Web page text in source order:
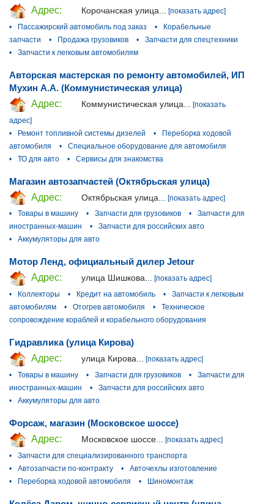
Адрес:
Корочанская улица...
[показать адрес]
•
Пассажирский автомобиль под заказ •
Корабельные
запчасти
• Продажа грузовиков •
Запчасти для спецтехники
•
Запчасти к легковым автомобилям
Авторская мастерская по ремонту автомобилей, ИП
Мухин А.А. (Коммунистическая улица)
Адрес:
Коммунистическая улица...
[показать
адрес]
•
Ремонт топливной системы дизелей •
Переборка ходовой
автомобиля
•
Специальное оборудование для автомобиля
•
ТО для авто • Сервисы для знакомства
Магазин автозапчастей (Октябрьская улица)
Адрес:
Октябрьская улица...
[показать адрес]
•
Товары в машину • Запчасти для грузовиков •
Запчасти для
иностранных-машин
•
Запчасти для российских авто
•
Аккумуляторы для авто
Мотор Ленд, официальный дилер Jetour
Адрес:
улица Шишкова... [показать адрес]
•
Коллекторы • Кредит на автомобиль •
Запчасти к легковым
автомобилям
• Отогрев автомобиля •
Техническое
сопровождение кораблей и корабельного оборудования
Гидравлика (улица Кирова)
Адрес:
улица Кирова...
[показать адрес]
•
Товары в машину • Запчасти для грузовиков •
Запчасти для
иностранных-машин
•
Запчасти для российских авто
•
Аккумуляторы для авто
Форсаж, магазин (Московское шоссе)
Адрес:
Московское шоссе...
[показать адрес]
•
Запчасти для специализированного транспорта
•
Автозапчасти по-контракту •
Авточехлы изготовление
•
Переборка ходовой автомобиля • Шиномонтаж